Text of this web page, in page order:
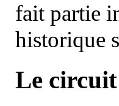
fait partie
historique
Le circuit